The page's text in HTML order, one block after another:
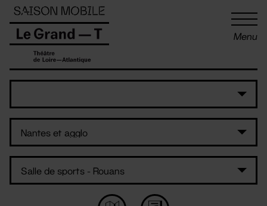
Menu
Panneau de gestion des cookies